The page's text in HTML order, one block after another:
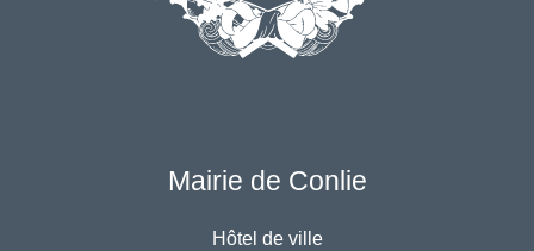
Mairie de Conlie
Hôtel de ville